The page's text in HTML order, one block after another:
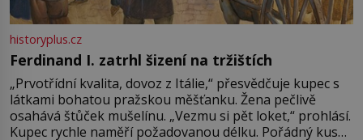
historyplus.cz
Ferdinand I. zatrhl šizení na tržištích
„Prvotřídní kvalita, dovoz z Itálie,“ přesvědčuje kupec s
látkami bohatou pražskou měšťanku. Žena pečlivě
osahává štůček mušelínu. „Vezmu si pět loket,“ prohlásí.
Kupec rychle naměří požadovanou délku. Pořádný kus